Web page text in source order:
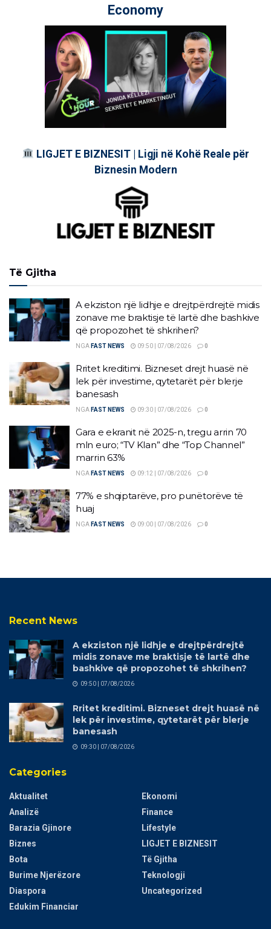
Economy
LIGJET E BIZNESIT | Ligji në Kohë Reale për
Biznesin Modern
Të Gjitha
A ekziston një lidhje e drejtpërdrejtë midis
zonave me braktisje të lartë dhe bashkive
që propozohet të shkrihen?
NGA FAST NEWS 09:50 | 07/08/2026 0
Rritet kreditimi. Bizneset drejt huasë në
lek për investime, qytetarët për blerje
banesash
NGA FAST NEWS 09:30 | 07/08/2026 0
Gara e ekranit në 2025-n, tregu arrin 70
mln euro; “TV Klan” dhe “Top Channel”
marrin 63%
NGA FAST NEWS 09:12 | 07/08/2026 0
77% e shqiptarëve, pro punëtorëve të
huaj
NGA FAST NEWS 09:00 | 07/08/2026 0
Recent News
A ekziston një lidhje e drejtpërdrejtë
midis zonave me braktisje të lartë dhe
bashkive që propozohet të shkrihen?
09:50 | 07/08/2026
Rritet kreditimi. Bizneset drejt huasë në
lek për investime, qytetarët për blerje
banesash
09:30 | 07/08/2026
Categories
Aktualitet
Analizë
Barazia Gjinore
Biznes
Bota
Burime Njerëzore
Diaspora
Edukim Financiar
Ekonomi
Finance
Lifestyle
LIGJET E BIZNESIT
Të Gjitha
Teknologji
Uncategorized